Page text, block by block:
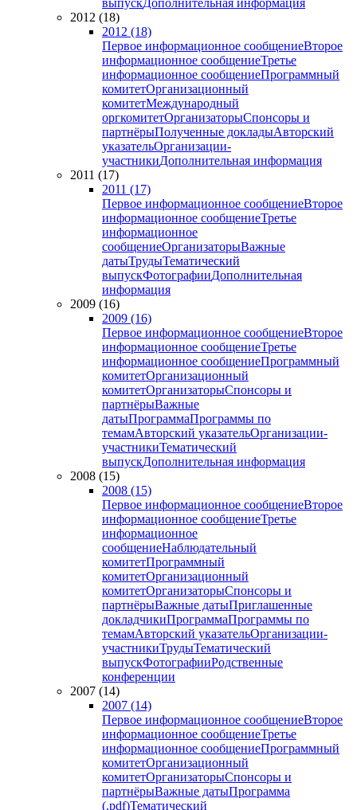
выпускДополнительная информация
2012 (18)
2012 (18)
Первое информационное сообщениеВторое
информационное сообщениеТретье
информационное сообщениеПрограммный
комитетОрганизационный
комитетМеждународный
оргкомитетОрганизаторыСпонсоры и
партнёрыПолученные докладыАвторский
указательОрганизации-
участникиДополнительная информация
2011 (17)
2011 (17)
Первое информационное сообщениеВторое
информационное сообщениеТретье
информационное
сообщениеОрганизаторыВажные
датыТрудыТематический
выпускФотографииДополнительная
информация
2009 (16)
2009 (16)
Первое информационное сообщениеВторое
информационное сообщениеТретье
информационное сообщениеПрограммный
комитетОрганизационный
комитетОрганизаторыСпонсоры и
партнёрыВажные
датыПрограммаПрограммы по
темамАвторский указательОрганизации-
участникиТематический
выпускДополнительная информация
2008 (15)
2008 (15)
Первое информационное сообщениеВторое
информационное сообщениеТретье
информационное
сообщениеНаблюдательный
комитетПрограммный
комитетОрганизационный
комитетОрганизаторыСпонсоры и
партнёрыВажные датыПриглашенные
докладчикиПрограммаПрограммы по
темамАвторский указательОрганизации-
участникиТрудыТематический
выпускФотографииРодственные
конференции
2007 (14)
2007 (14)
Первое информационное сообщениеВторое
информационное сообщениеТретье
информационное сообщениеПрограммный
комитетОрганизационный
комитетОрганизаторыСпонсоры и
партнёрыВажные датыПрограмма
(.pdf)Тематический